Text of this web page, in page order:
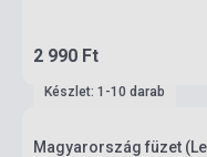
2 990 Ft
Készlet: 1-10 darab
Magyarország füzet